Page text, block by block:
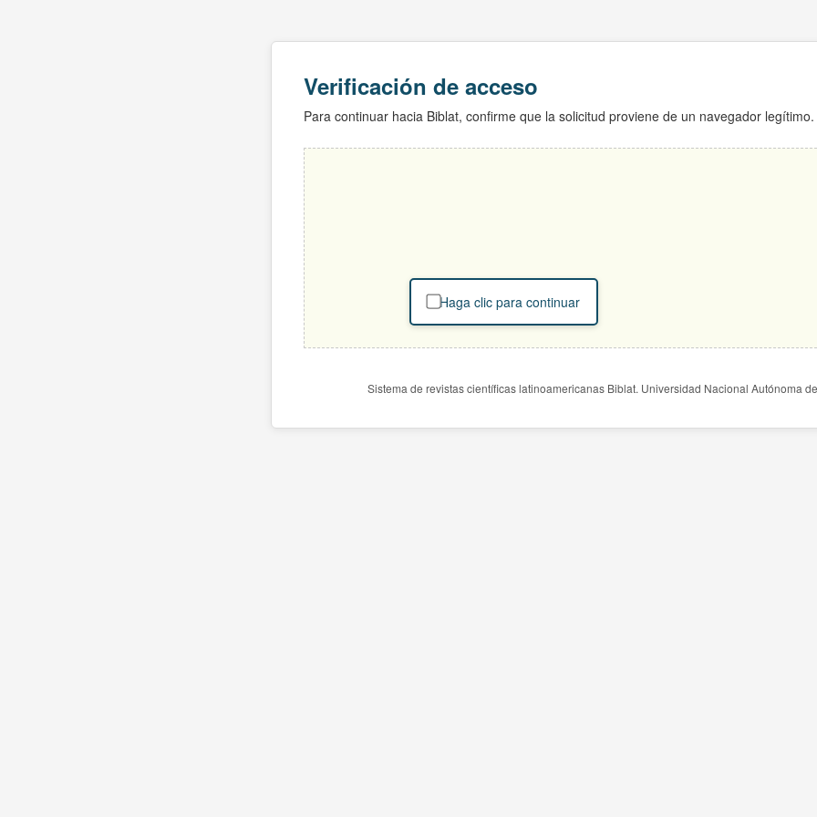
Verificación de acceso
Para continuar hacia Biblat, confirme que la solicitud proviene de un navegador legítimo.
Haga clic para continuar
Sistema de revistas científicas latinoamericanas Biblat. Universidad Nacional Autónoma